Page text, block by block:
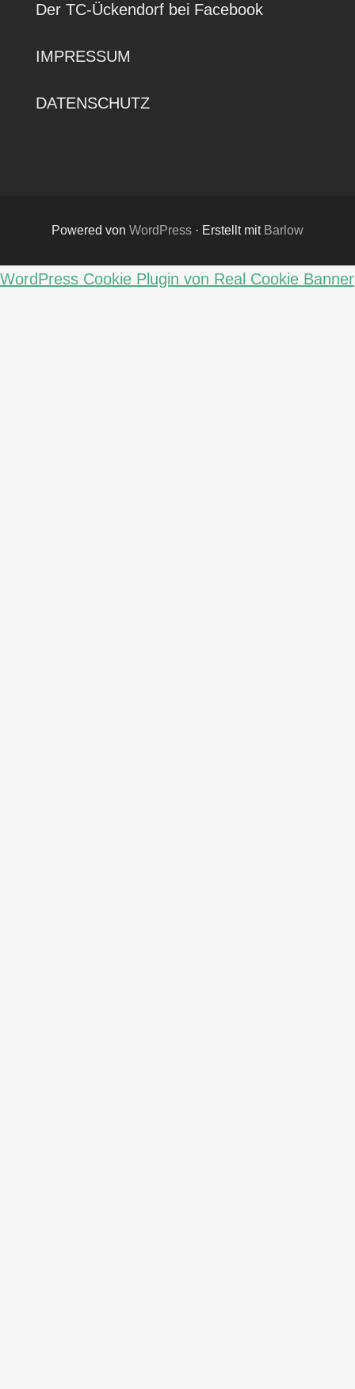
Der TC-Ückendorf bei Facebook
IMPRESSUM
DATENSCHUTZ
Powered von WordPress · Erstellt mit Barlow
WordPress Cookie Plugin von Real Cookie Banner